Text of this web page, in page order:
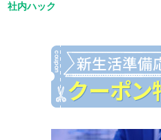
社内ハック